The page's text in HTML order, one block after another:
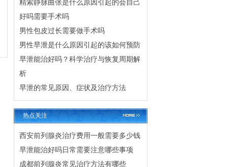
精索静脉曲张是什么原因引起的会自己
好吗需要手术吗
男性包皮过长需要做手术吗
男性早泄是什么原因引起的该如何预防
早泄能治好吗？科学治疗与恢复周期解
析
早泄的常见原因、症状及治疗方法
热点关注
西安前列腺炎治疗费用一般需要多少钱
早泄能治好吗日常需要注意哪些事项
成都前列腺炎常见治疗方法有哪些